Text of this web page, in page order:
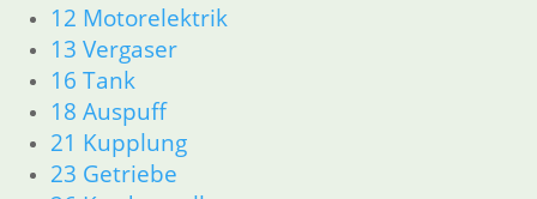
12 Motorelektrik
13 Vergaser
16 Tank
18 Auspuff
21 Kupplung
23 Getriebe